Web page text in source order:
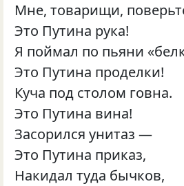
Мне, товарищи,
Это Путина рука!
Я поймал по пьяни
Это Путина проделки!
Куча под столом говна.
Это Путина вина!
Засорился унитаз —
Это Путина приказ,
Накидал туда бычков,